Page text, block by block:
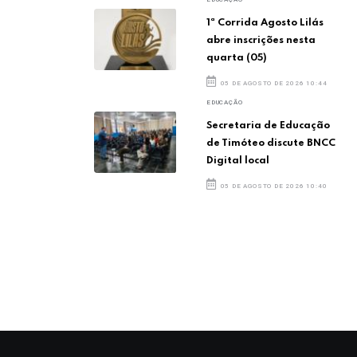
1ª Corrida Agosto Lilás
abre inscrições nesta
quarta (05)
05 DE AGOSTO DE 2026 10:44
EDUCAÇÃO
Secretaria de Educação
de Timóteo discute BNCC
Digital local
05 DE AGOSTO DE 2026 10:40